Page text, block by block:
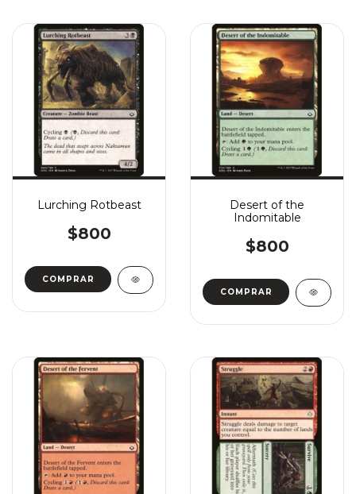
Lurching Rotbeast
$800
COMPRAR
Desert of the
Indomitable
$800
COMPRAR